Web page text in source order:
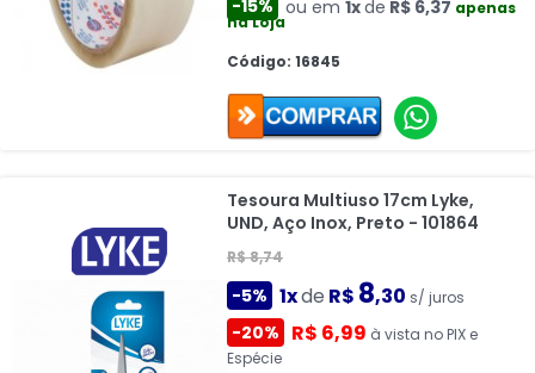
-15% ou em 1xde R$ 6,37 apenas
na Loja
Código: 16845
Tesoura Multiuso 17cm Lyke,
UND, Aço Inox, Preto - 101864
R$ 8,74
-5% 1xde R$ 8,30 s/ juros
-20% R$ 6,99 à vista no PIX e
Espécie